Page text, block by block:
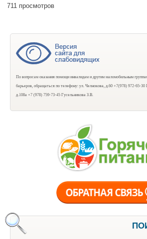
711 просмотров
По вопросам оказания помощи инвалидам и другим маломобильным
барьеров, обращаться по телефону: ул. Челнокова, д.60 +7(978) 972-65-
д.108а +7 (978) 759-73-45 Гусельникова З.В.